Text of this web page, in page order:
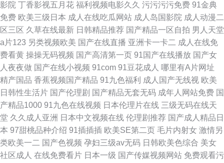
影院 丁香影视五月花 福利视频电影久久 污污污污免费 91金典
免费 欧美三级日本 成人在线吃瓜网站 成人岛国影院 成人动漫二
区三区 久草在线最新 日韩精品推荐 国产精品一区自拍 男人天堂
a片123 另类视频欧美 国产在线直播 亚洲卡一卡二 成人在线免
费看黄 操操无码视频 国产高清第一页 91国产在线播放 国产女
人夜夜做 国产在线小视频 91com 91豆花成人 哪里有A片网址
精产国品 香蕉视频国产精品 91九色福利 成人国产无线视 欧美
日韩性生活片 国产伦理剧 国产精品无套无码 成年人网站免费 国
产精品1000 91九色在线视频 日本伦理片在线 三级无码在线天
堂 久久成人亚洲 日本中文视频在线 伦理剧推荐 国产成人精品日
本 97甜桃品种介绍 91插插插 欧美SE第二页 毛片内射女 激情另
类欧美一二 国产色视频 孕妇三级av无码 日韩欧美色综合 美女
社区成人 在线免费看片 日本一级 国产传媒视频网站 免费观看污